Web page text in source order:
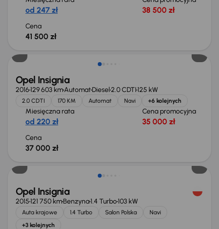
od 247 zł 38 500 zł
Cena
41 500 zł
Opel Insignia
2016129 603 kmAutomatDiesel2.0 CDTI125 kW
2.0 CDTI 170 KM Automat Navi +6 kolejnych
Miesięczna rata
od 220 zł
Cena promocyjna
35 000 zł
Cena
37 000 zł
Opel Insignia
2015121 750 kmBenzyna1.4 Turbo103 kW
Auta krajowe 1.4 Turbo Salon Polska
Navi
+3 kolejnych